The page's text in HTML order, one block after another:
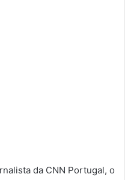
da CNN Portugal, o